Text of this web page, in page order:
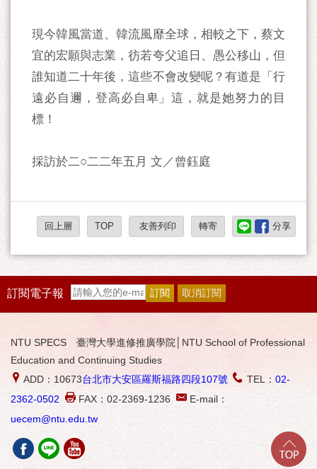
現今韓風當道、韓流風靡全球，相較之下，蔡文
宜的宏願與志業，彷若夸父追日、愚公移山，但
誰知道二十年後，這些不會改變呢？有道是「行
遠必自邇，登高必自卑」這，就是她努力的目
標！
採訪於二○二二年五月 文／曾鈺庭
回上層 TOP 友善列印 轉寄 分享
訂閱電子報
NTU SPECS 臺灣大學進修推廣學院│NTU School of Professional
Education and Continuing Studies
ADD：10673台北市大安區羅斯福路四段107號 TEL： 02-
2362-0502
FAX：02-2369-1236
E-mail：
uecem@ntu.edu.tw